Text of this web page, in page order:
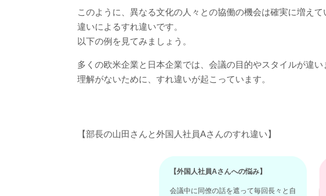
このように、異なる文化の人々との協働の機会は確実に増え
違いによるすれ違いです。
以下の例を見てみましょう。
多くの欧米企業と日本企業では、会議の目的やスタイルが違
理解がないために、すれ違いが起こっています。
【部長の山田さんと外国人社員Aさんのすれ違い】
【外国人社員Aさんへの悩み】
会議中に同僚の話を遮って毎回長々と自